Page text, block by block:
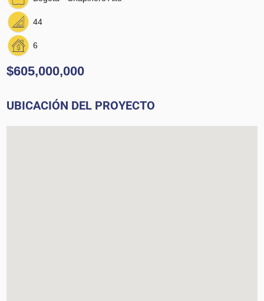
44
6
$605,000,000
UBICACIÓN DEL PROYECTO